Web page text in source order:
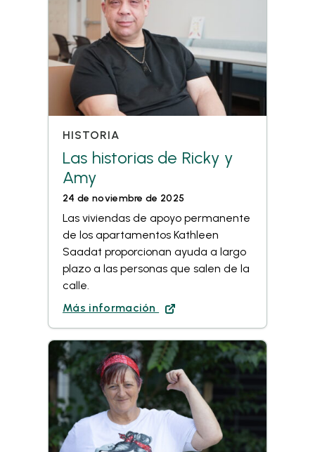
HISTORIA
Las historias de Ricky y
Amy
24 de noviembre de 2025
Las viviendas de apoyo permanente
de los apartamentos Kathleen
Saadat proporcionan ayuda a largo
plazo a las personas que salen de la
calle.
Más información